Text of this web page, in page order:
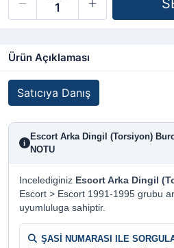
Ürün Açıklaması
Satıcıya Danış
i
Escort Arka Dingil (Torsiyon)
NOTU
Incelediginiz Escort Arka Dingil
Escort > Escort 1991-1995 grubu
uyumluluga sahiptir.
ŞASİ NUMARASI ILE